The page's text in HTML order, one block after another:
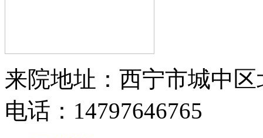
来院地址：西宁市城中区
电话：14797646765